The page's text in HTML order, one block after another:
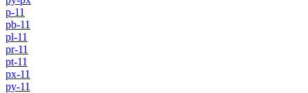
p-11
pb-11
pl-11
pr-11
pt-11
px-11
py-11